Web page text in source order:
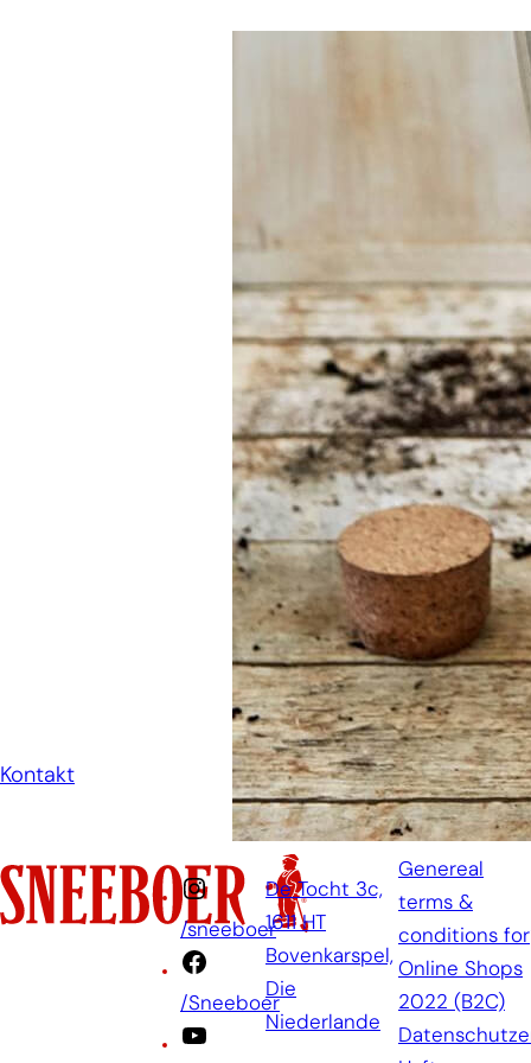
Finden Sie das Werkzeug für
immer bereit, anderen zu
Mail zu senden, wenn Sie
werden wir Ihre Frage so
Kontakt
/sneeboer
/Sneeboer
De Tocht 3c,
1611 HT
Bovenkarspel,
Die
Niederlande
Genereal
terms &
conditions for
Online Shops
2022 (B2C)